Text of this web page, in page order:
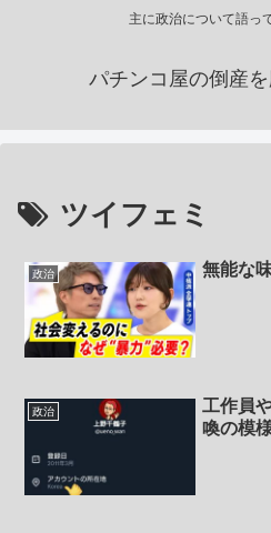
主に政治について語っ
パチンコ屋の倒産
ツイフェミ
政治 無能な
政治
工作員
喚の模